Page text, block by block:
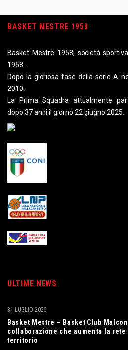
BASKET MESTRE 1958
Basket Mestre 1958, società
1958.
Dopo la gloriosa fase della serie A
2010.
La Prima Squadra attualmente
dopo 37 anni il giorno 22 giugno 2025.
ULTIME NEWS
Basket Mestre – Basket Club
collaborazione che aumenta la rete
territorio
31 LUGLIO 2026